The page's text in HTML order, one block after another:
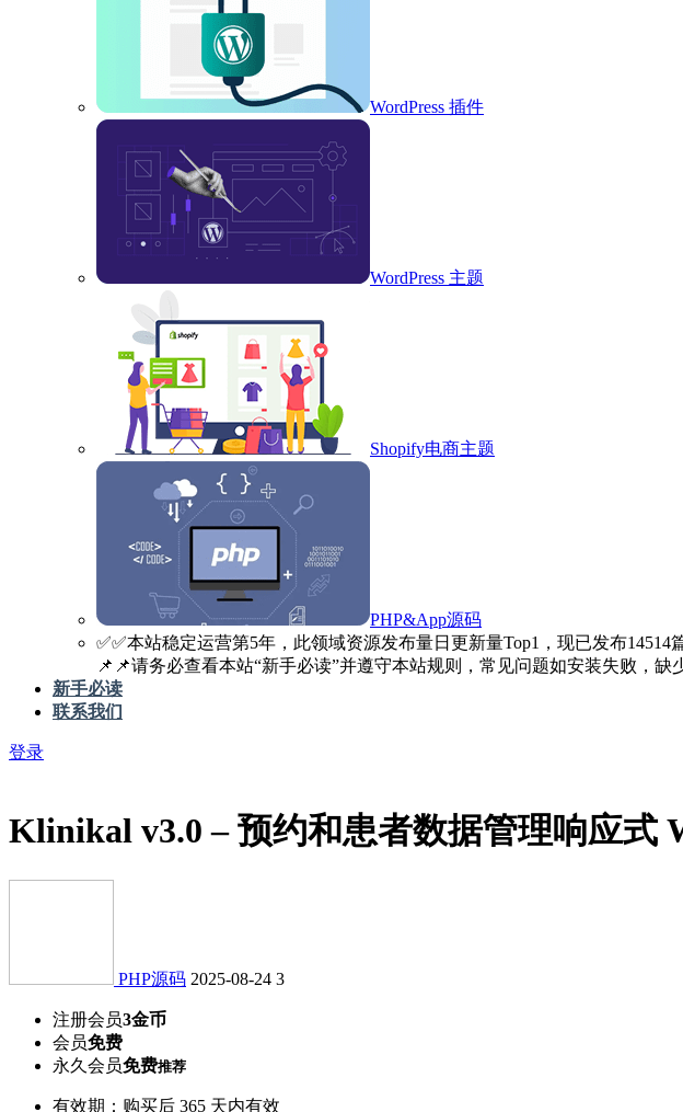
WordPress 插件
WordPress 主题
Shopify电商主题
PHP&App源码
✅️✅️本站稳定运营第5年，此领域资源发布量日更新量Top1，现已发布
📌📌请务必查看本站“新手必读”并遵守本站规则，常见问题如安装失败，缺
新手必读
联系我们
登录
Klinikal v3.0 – 预约和患者数据管理响应式
PHP源码 2025-08-24 3
注册会员3金币
会员免费
永久会员免费推荐
有效期：购买后 365 天内有效